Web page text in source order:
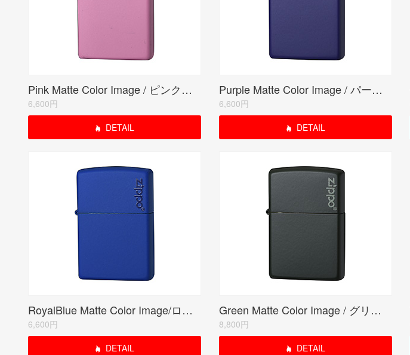
Pink Matte Color Image / ピンクマット(ZIPPO LOGO)
6,600円
DETAIL
Purple Matte Color Image / パープルマット(ZIPPO LOGO)
6,600円
DETAIL
RoyalBlue Matte Color Image/ロイヤルブルーマット(ZIPPO LOGO)
6,600円
DETAIL
Green Matte Color Image / グリーンマット(ZIPPO LOGO)
8,800円
DETAIL